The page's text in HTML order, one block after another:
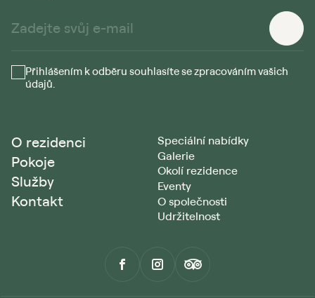
O rezidenci
Pokoje
Služby
Kontakt
Speciální nabídky
Galerie
Okolí rezidence
Eventy
O společnosti
Udržitelnost
Přihlášením k odběru souhlasíte se zpracováním vašich
údajů.